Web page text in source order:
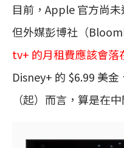
目前，Apple 官方尚
但外媒彭博社（
tv+ 的月租費應該會落
Disney+ 的 $6.99 美
（起）而言，算是在